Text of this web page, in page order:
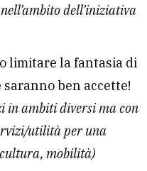
dell’iniziativa
limitare la fantasia di
ben accette!
in ambiti diversi ma con
utilità per una
mobilità)